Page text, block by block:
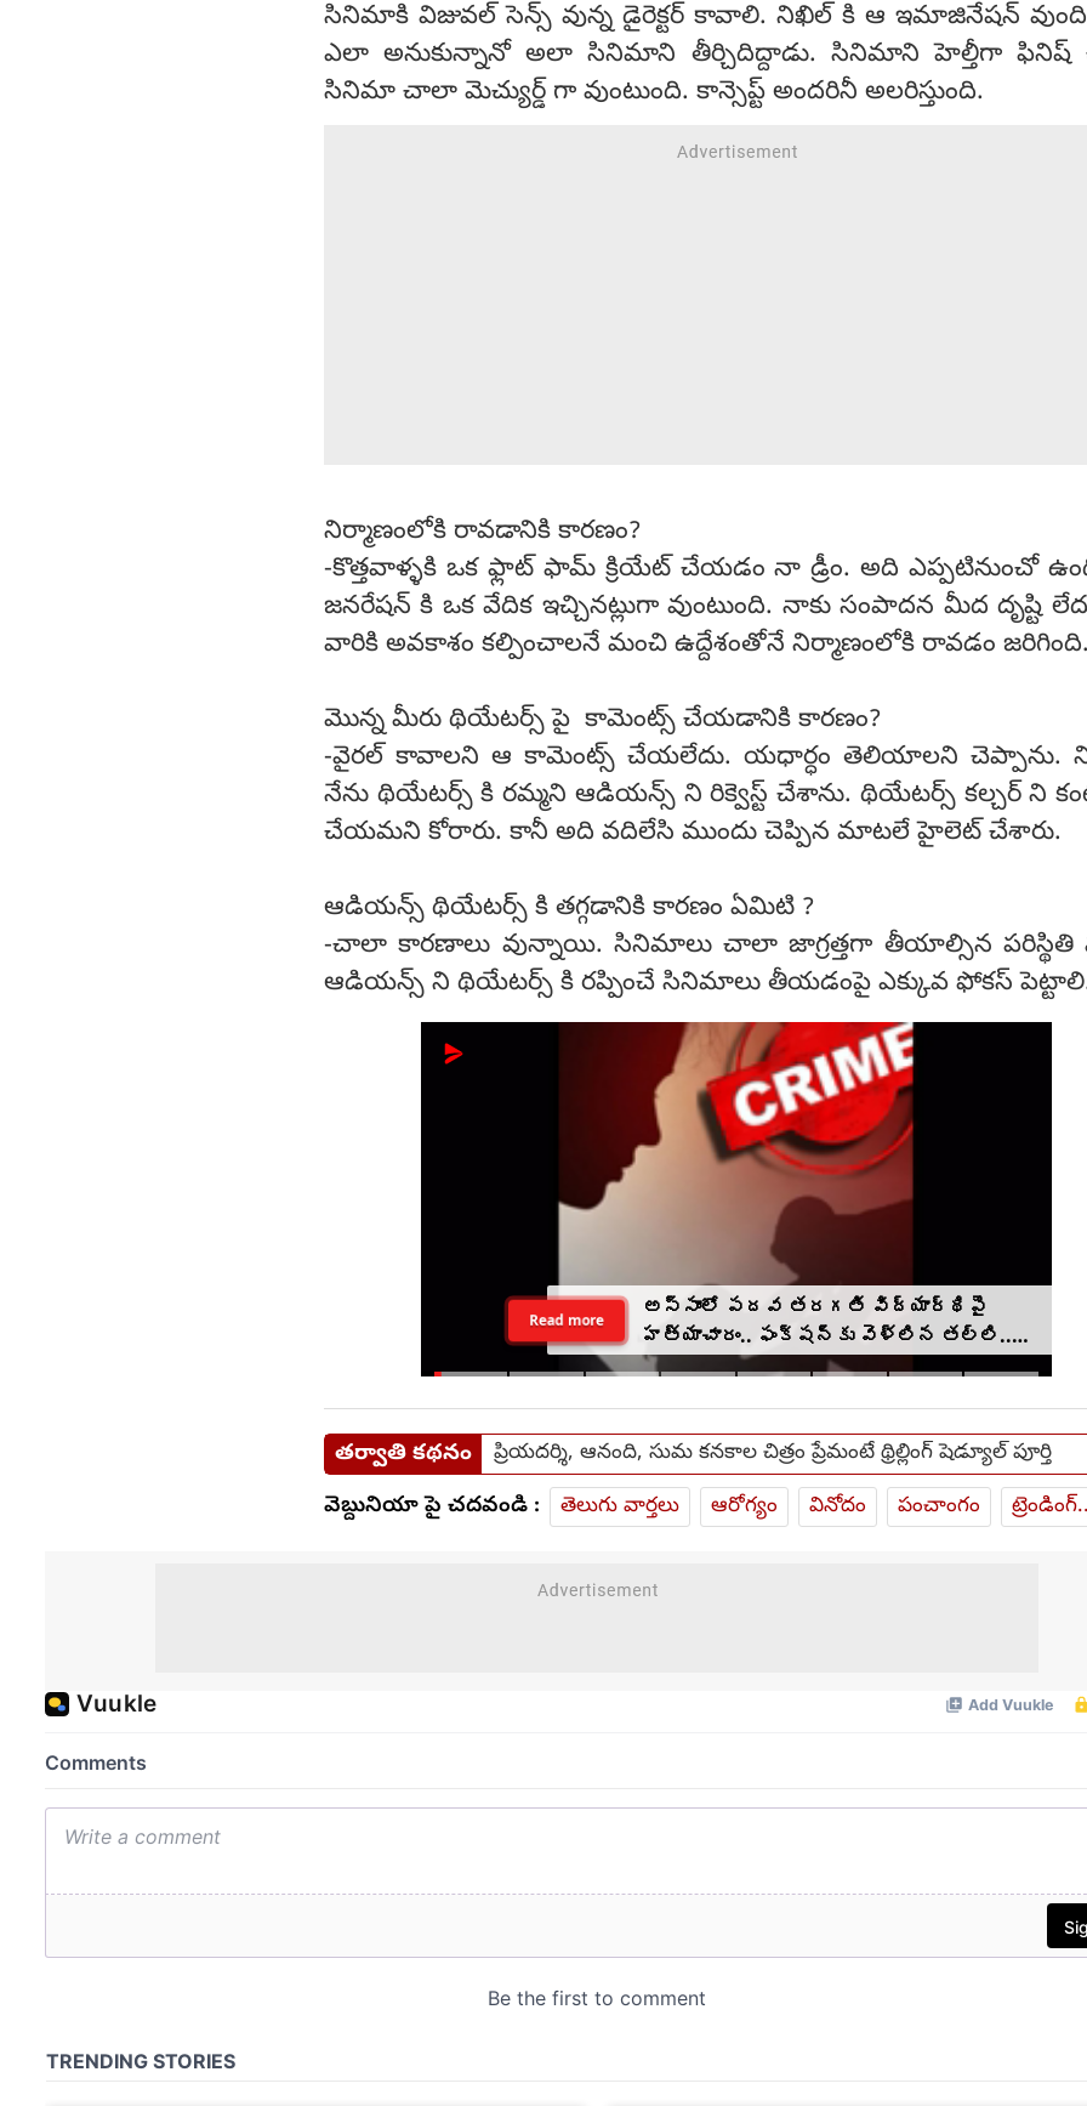
సినిమాకి విజువల్ సెన్స్ వున్న డైరెక్టర్ కావాలి. నిఖిల్ కి ఆ ఇమాజినేషన్
ఎలా అనుకున్నానో అలా సినిమాని తీర్చిదిద్దాడు. సినిమాని హెల్తీగా ఫినిష్
సినిమా చాలా మెచ్యుర్డ్ గా వుంటుంది. కాన్సెప్ట్ అందరినీ అలరిస్తుంది.
నిర్మాణంలోకి రావడానికి కారణం?
-కొత్తవాళ్ళకి ఒక ఫ్లాట్ ఫామ్ క్రియేట్ చేయడం నా డ్రీం. అది ఎప్పటినుంచో
జనరేషన్ కి ఒక వేదిక ఇచ్చినట్లుగా వుంటుంది. నాకు సంపాదన మీద దృష్టి
వారికి అవకాశం కల్పించాలనే మంచి ఉద్దేశంతోనే నిర్మాణంలోకి రావడం జరిగింది.
మొన్న మీరు థియేటర్స్ పై కామెంట్స్ చేయడానికి కారణం?
-వైరల్ కావాలని ఆ కామెంట్స్ చేయలేదు. యధార్ధం తెలియాలని చెప్పాను.
నేను థియేటర్స్ కి రమ్మని ఆడియన్స్ ని రిక్వెస్ట్ చేశాను. థియేటర్స్ కల్చర్ ని
చేయమని కోరారు. కానీ అది వదిలేసి ముందు చెప్పిన మాటలే హైలెట్ చేశారు.
ఆడియన్స్ థియేటర్స్ కి తగ్గడానికి కారణం ఏమిటి ?
-చాలా కారణాలు వున్నాయి. సినిమాలు చాలా జాగ్రత్తగా తీయాల్సిన పరిస్థితి
ఆడియన్స్ ని థియేటర్స్ కి రప్పించే సినిమాలు తీయడంపై ఎక్కువ ఫోకస్
అస్సాంలో పదవ తరగతి విద్యార్థిపై
హత్యాచారం.. ఫంక్షన్‌కు వెళ్లిన తల్లి..
మంచంపై విగతజీవిగా..?
Read more
తర్వాతి కథనం ప్రియదర్శి, ఆనంది, సుమ కనకాల చిత్రం ప్రేమంటే థ్రిల్లింగ్ షెడ్యూల్ పూర్తి
వెబ్దునియా పై చదవండి : తెలుగు వార్తలు ఆరోగ్యం వినోదం పంచాంగం ట్రెండింగ్..